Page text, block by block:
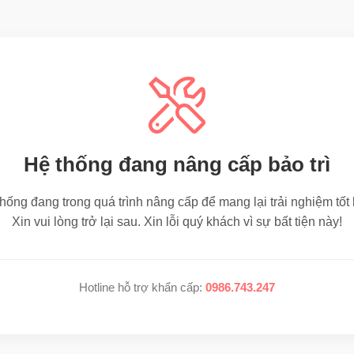
Hệ thống đang nâng cấp bảo trì
đang trong quá trình nâng cấp để mang lại trải nghiệm tốt
Xin vui lòng trở lại sau. Xin lỗi quý khách vì sự bất tiện này!
Hotline hỗ trợ khẩn cấp: 0986.743.247